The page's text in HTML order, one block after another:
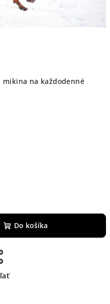
mikina na každodenné
Do košíka